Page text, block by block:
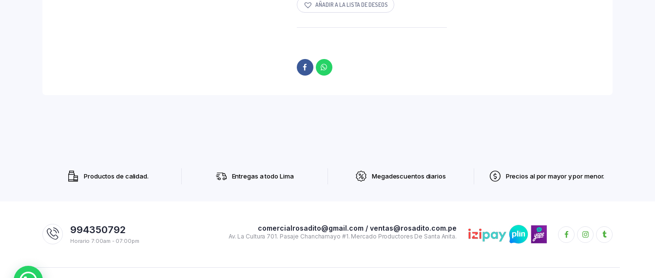
AÑADIR A LA LISTA DE DESEOS
Productos de calidad. Entregas a todo Lima Megadescuentos diarios Precios al por mayor y por menor.
994350792
Horario 7:00am - 07:00pm
comercialrosadito@gmail.com / ventas@rosadito.com.pe
Av. La Cultura 701. Pasaje Chanchamayo #1. Mercado Productores De Santa Anita.